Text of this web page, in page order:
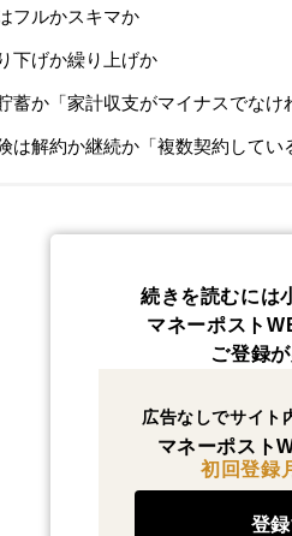
フルかスキマか
下げか繰り上げか
蓄か「家計収支がマイナスでなけ
は解約か継続か「複数契約してい
続きを読むには
マネーポスト
ご登録
広告なしでサイト
マネーポスト
初回登録
登